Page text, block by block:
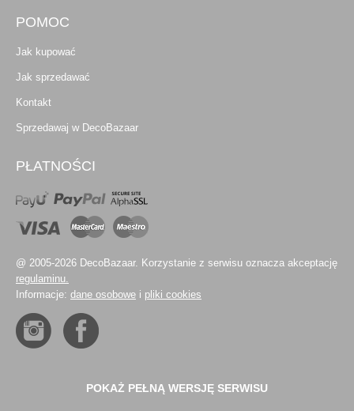
POMOC
Jak kupować
Jak sprzedawać
Kontakt
Sprzedawaj w DecoBazaar
PŁATNOŚCI
@ 2005-2026 DecoBazaar. Korzystanie z serwisu oznacza akceptację
regulaminu.
Informacje: dane osobowe i pliki cookies
POKAŻ PEŁNĄ WERSJĘ SERWISU